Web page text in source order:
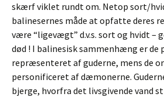
skærf viklet rundt om. Netop sort/
balinesernes måde at opfatte deres
være “ligevægt” d.v.s. sort og hvidt –
død ! I balinesisk sammenhæng er
repræsenteret af guderne, mens de
personificeret af dæmonerne.
bjerge, hvorfra det livsgivende vand